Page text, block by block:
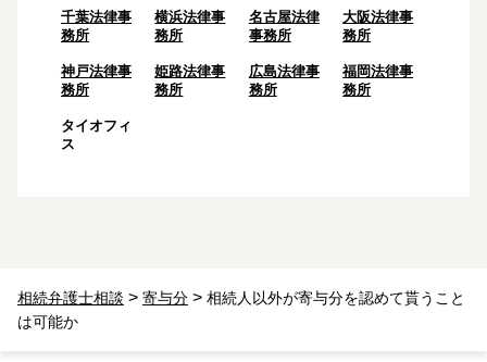
千葉法律事
務所
横浜法律事
務所
名古屋法律
事務所
大阪法律事
務所
神戸法律事
務所
姫路法律事
務所
広島法律事
務所
福岡法律事
務所
タイオフィ
ス
相続弁護士相談 > 寄与分 > 相続人以外が寄与分を認めて貰うこと
は可能か